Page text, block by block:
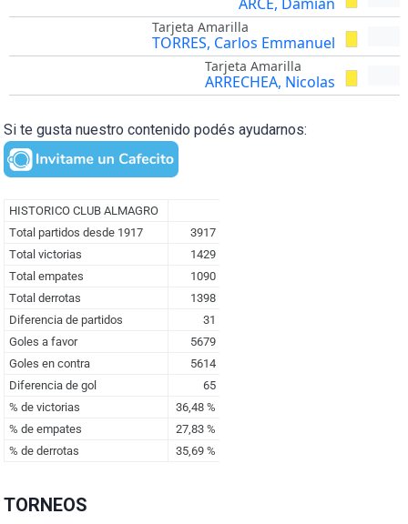
Tarjeta Amarilla
TORRES, Carlos Emmanuel
Tarjeta Amarilla
ARRECHEA, Nicolas
Si te gusta nuestro contenido podés ayudarnos:
TORNEOS